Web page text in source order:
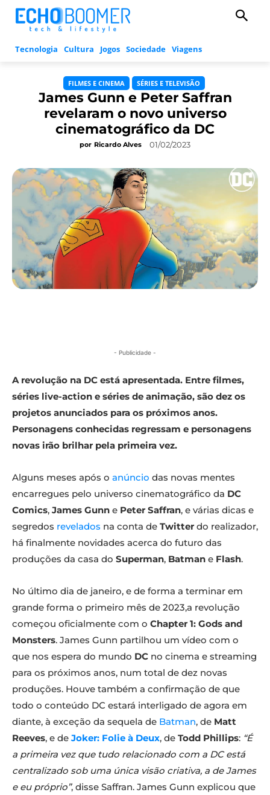
Tecnologia Cultura Jogos Sociedade Viagens
FILMES E CINEMA SÉRIES E TELEVISÃO
James Gunn e Peter Saffran
revelaram o novo universo
cinematográfico da DC
por Ricardo Alves 01/02/2023
- Publicidade -
A revolução na DC está apresentada. Entre filmes,
séries live-action e séries de animação, são dez os
projetos anunciados para os próximos anos.
Personagens conhecidas regressam e personagens
novas irão brilhar pela primeira vez.
Alguns meses após o anúncio das novas mentes
encarregues pelo universo cinematográfico da DC
Comics, James Gunn e Peter Saffran, e várias dicas e
segredos revelados na conta de Twitter do realizador,
há finalmente novidades acerca do futuro das
produções da casa do Superman, Batman e Flash.
No último dia de janeiro, e de forma a terminar em
grande forma o primeiro mês de 2023,a revolução
começou oficialmente com o Chapter 1: Gods and
Monsters. James Gunn partilhou um vídeo com o
que nos espera do mundo DC no cinema e streaming
para os próximos anos, num total de dez novas
produções. Houve também a confirmação de que
todo o conteúdo DC estará interligado de agora em
diante, à exceção da sequela de Batman, de Matt
Reeves, e de Joker: Folie à Deux, de Todd Phillips: “É
a primeira vez que tudo relacionado com a DC está
centralizado sob uma única visão criativa, a de James
e eu próprio”, disse Saffran. James Gunn explicou que